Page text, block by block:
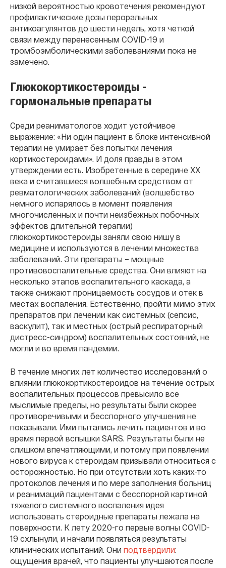
низкой вероятностью кровотечения рекомендуют
профилактические дозы пероральных
антикоагулянтов до шести недель, хотя четкой
связи между перенесенным COVID-19 и
тромбоэмболическими заболеваниями пока не
замечено.
Глюкокортикостероиды -
гормональные препараты
Среди реаниматологов ходит устойчивое
выражение: «Ни один пациент в блоке интенсивной
терапии не умирает без попытки лечения
кортикостероидами». И доля правды в этом
утверждении есть. Изобретенные в середине ХХ
века и считавшиеся волшебным средством от
ревматологических заболеваний (волшебство
немного испарялось в момент появления
многочисленных и почти неизбежных побочных
эффектов длительной терапии)
глюкокортикостероиды заняли свою нишу в
медицине и используются в лечении множества
заболеваний. Эти препараты – мощные
противовоспалительные средства. Они влияют на
несколько этапов воспалительного каскада, а
также снижают проницаемость сосудов и отек в
местах воспаления. Естественно, пройти мимо этих
препаратов при лечении как системных (сепсис,
васкулит), так и местных (острый респираторный
дистресс-синдром) воспалительных состояний, не
могли и во время пандемии.
В течение многих лет количество исследований о
влиянии глюкокортикостероидов на течение острых
воспалительных процессов превысило все
мыслимые пределы, но результаты были скорее
противоречивыми и бесспорного улучшения не
показывали. Ими пытались лечить пациентов и во
время первой вспышки SARS. Результаты были не
слишком впечатляющими, и потому при появлении
нового вируса к стероидам призывали относиться с
осторожностью. Но при отсутствии хоть каких-то
протоколов лечения и по мере заполнения больниц
и реанимаций пациентами с бесспорной картиной
тяжелого системного воспаления идея
использовать стероидные препараты лежала на
поверхности. К лету 2020-го первые волны COVID-
19 схлынули, и начали появляться результаты
клинических испытаний. Они подтвердили:
ощущения врачей, что пациенты улучшаются после